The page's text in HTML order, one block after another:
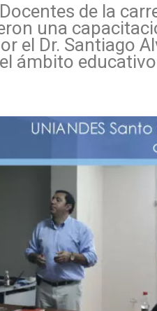
de la
una
el Dr. Santiago
ámbito